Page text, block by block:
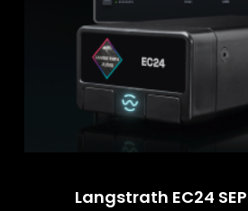
Langstrath EC24